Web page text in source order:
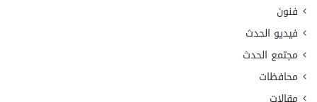
فنون
فيديو الحدث
مجتمع الحدث
محافظات